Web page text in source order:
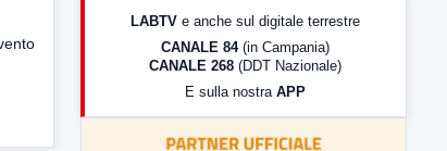
LabNews (Diretta)
LabNews (replica)
LABTV e anche sul digitale terrestre
CANALE 84 (in Campania)
CANALE 268 (DDT Nazionale)
E sulla nostra APP